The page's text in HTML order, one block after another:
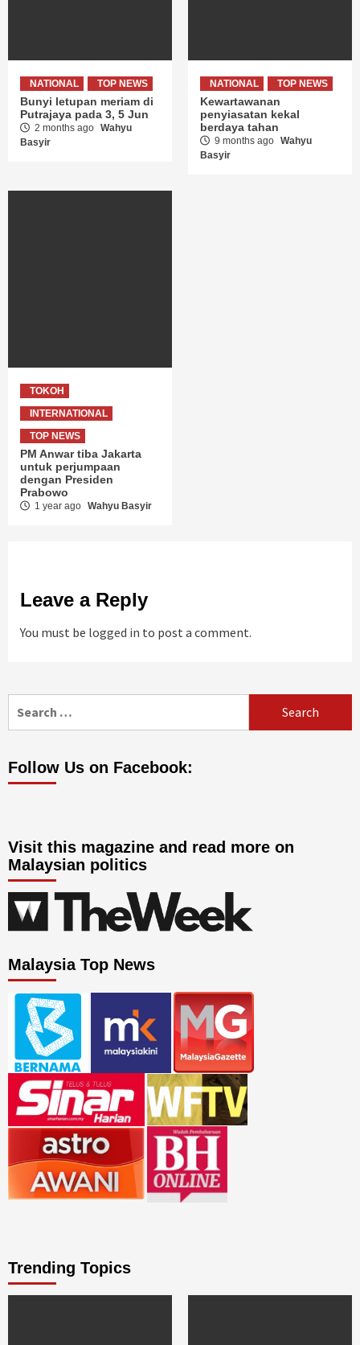
NATIONAL TOP NEWS
Bunyi letupan meriam di
Putrajaya pada 3, 5 Jun
2 months ago Wahyu
Basyir
NATIONAL TOP NEWS
Kewartawanan
penyiasatan kekal
berdaya tahan
9 months ago Wahyu
Basyir
TOKOH
INTERNATIONAL
TOP NEWS
PM Anwar tiba Jakarta
untuk perjumpaan
dengan Presiden
Prabowo
1 year ago Wahyu Basyir
Leave a Reply
You must be logged in to post a comment.
for:
Follow Us on Facebook:
Visit this magazine and read more on
Malaysian politics
Malaysia Top News
Trending Topics